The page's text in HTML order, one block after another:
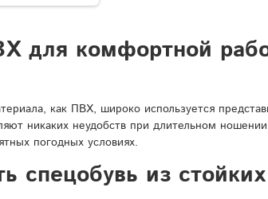
для комфортной
как ПВХ, широко используется
никаких неудобств при длительном
погодных условиях.
спецобувь из